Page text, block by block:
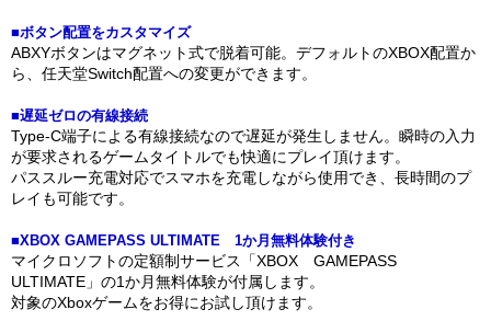
■ボタン配置をカスタマイズ
ABXYボタンはマグネット式で脱着可能。デフォルトのXBOX配置か
ら、任天堂Switch配置への変更ができます。
■遅延ゼロの有線接続
Type-C端子による有線接続なので遅延が発生しません。瞬時の入力
が要求されるゲームタイトルでも快適にプレイ頂けます。
パススルー充電対応でスマホを充電しながら使用でき、長時間のプ
レイも可能です。
■XBOX GAMEPASS ULTIMATE 1か月無料体験付き
マイクロソフトの定額制サービス「XBOX GAMEPASS
ULTIMATE」の1か月無料体験が付属します。
対象のXboxゲームをお得にお試し頂けます。